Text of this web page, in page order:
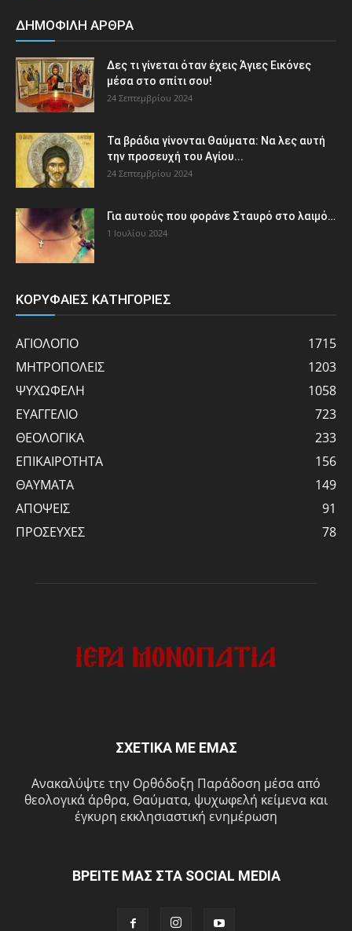
ΔΗΜΟΦΙΛΗ ΑΡΘΡΑ
Δες τι γίνεται όταν έχεις Άγιες Εικόνες
μέσα στο σπίτι σου!
24 Σεπτεμβρίου 2024
Τα βράδια γίνονται Θαύματα: Να λες αυτή
την προσευχή του Αγίου...
24 Σεπτεμβρίου 2024
Για αυτούς που φοράνε Σταυρό στο λαιμό…
1 Ιουλίου 2024
ΚΟΡΥΦΑΙΕΣ ΚΑΤΗΓΟΡΙΕΣ
ΑΓΙΟΛΟΓΙΟ
1715
ΜΗΤΡΟΠΟΛΕΙΣ
1203
ΨΥΧΩΦΕΛΗ
1058
ΕΥΑΓΓΕΛΙΟ
723
ΘΕΟΛΟΓΙΚΑ
233
ΕΠΙΚΑΙΡΟΤΗΤΑ
156
ΘΑΥΜΑΤΑ
149
ΑΠΟΨΕΙΣ
91
ΠΡΟΣΕΥΧΕΣ
78
ΣΧΕΤΙΚΑ ΜΕ ΕΜΑΣ
Ανακαλύψτε την Ορθόδοξη Παράδοση μέσα από
θεολογικά άρθρα, Θαύματα, ψυχωφελή κείμενα και
έγκυρη εκκλησιαστική ενημέρωση
ΒΡΕΙΤΕ ΜΑΣ ΣΤΑ SOCIAL MEDIA